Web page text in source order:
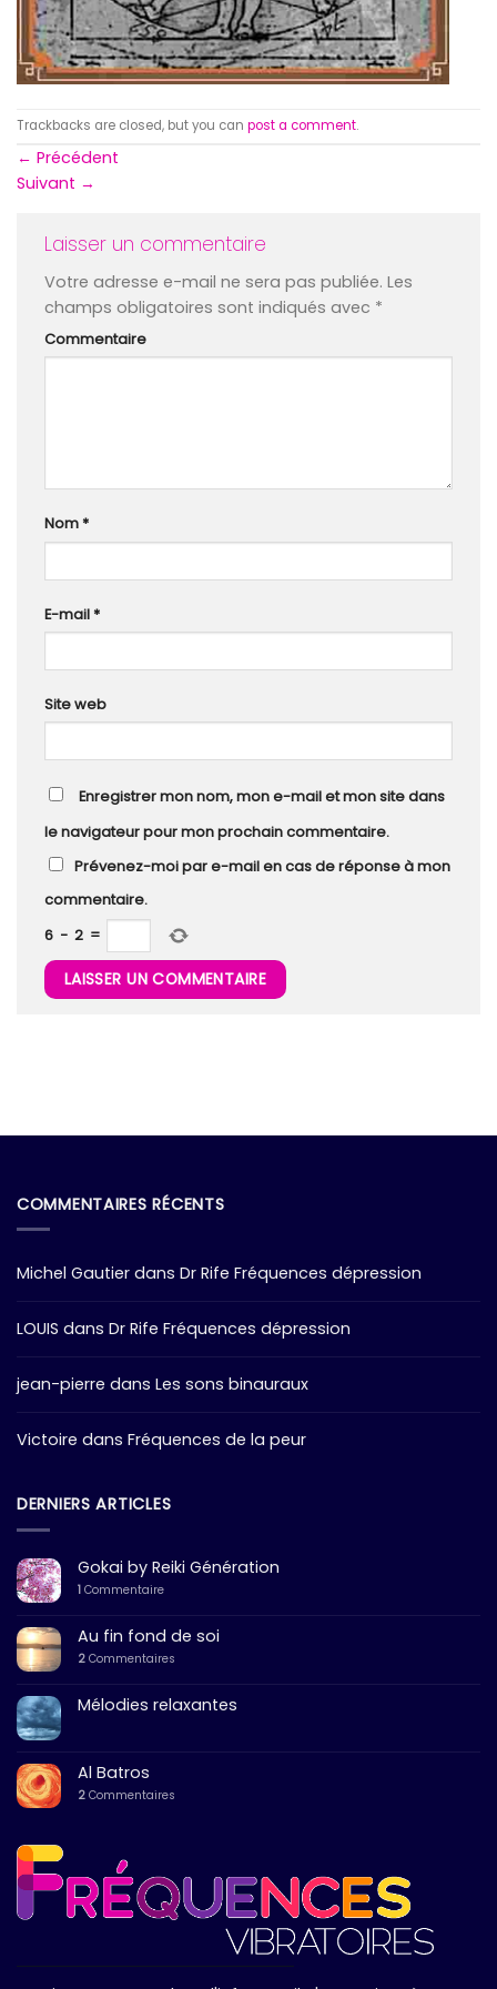
Trackbacks are closed, but you can post a comment.
← Précédent
Suivant →
Laisser un commentaire
Votre adresse e-mail ne sera pas publiée. Les
champs obligatoires sont indiqués avec *
Commentaire
Nom*
E-mail*
Site web
Enregistrer mon nom, mon e-mail et mon site dans
le navigateur pour mon prochain commentaire.
Prévenez-moi par e-mail en cas de réponse à mon
commentaire.
6 − 2 =
COMMENTAIRES RÉCENTS
Michel Gautier dans Dr Rife Fréquences dépression
LOUIS dans Dr Rife Fréquences dépression
jean-pierre dans Les sons binauraux
Victoire dans Fréquences de la peur
DERNIERS ARTICLES
Gokai by Reiki Génération
1 Commentaire
Au fin fond de soi
2 Commentaires
Mélodies relaxantes
Al Batros
2 Commentaires